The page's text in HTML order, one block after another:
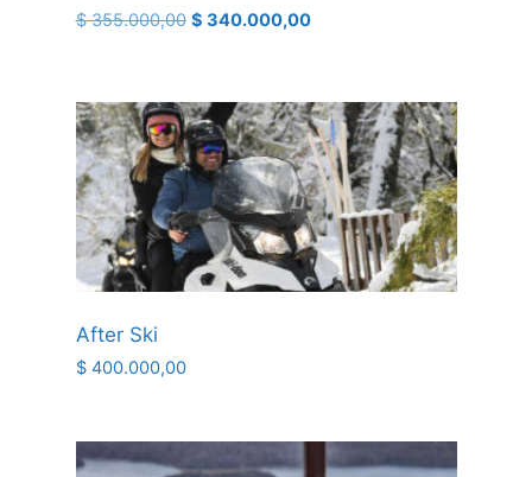
$355.000,00 $ 340.000,00
After Ski
$400.000,00